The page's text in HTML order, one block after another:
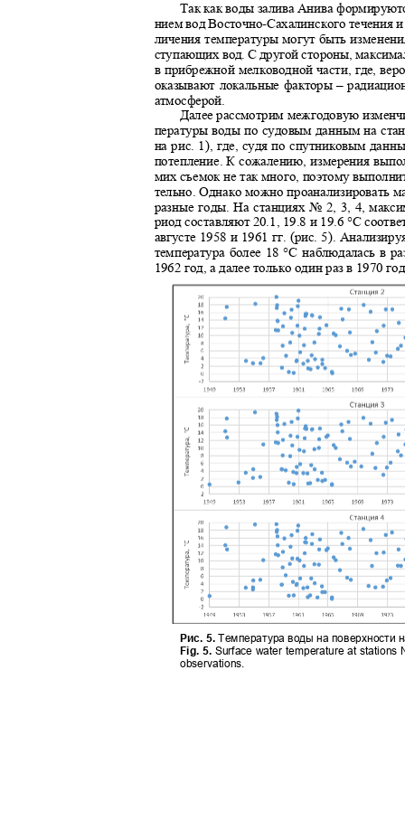
Так как воды залива Анива
нием вод Восточно-Сахалинского течения
личения температуры могут быть
ступающих вод. С другой стороны,
в прибрежной мелководной части, где,
оказывают локальные факторы –
атмосферой.
Далее рассмотрим межгодовую
пературы воды по судовым данным на
на рис. 1), где, судя по спутниковым
потепление. К сожалению, измерения
мих съемок не так много, поэтому
тельно. Однако можно проанализировать
разные годы. На станциях № 2, 3 , 4,
риод составляют 20.1, 19.8 и 19.6 °С
августе 1958 и 1961 гг. (рис. 5).
температура более 18 °С наблюдалась в
1962 год, а далее только один раз в 1970
Рис. 5.Температура воды на поверхности
Fig. 5. Surface water temperature at
observations.